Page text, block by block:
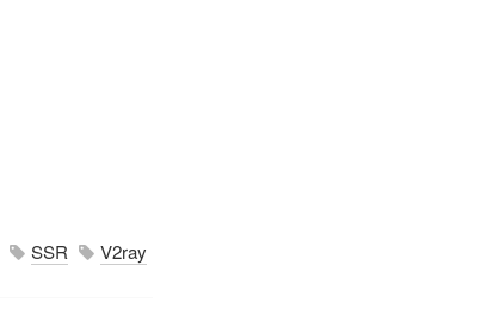
SSR V2ray